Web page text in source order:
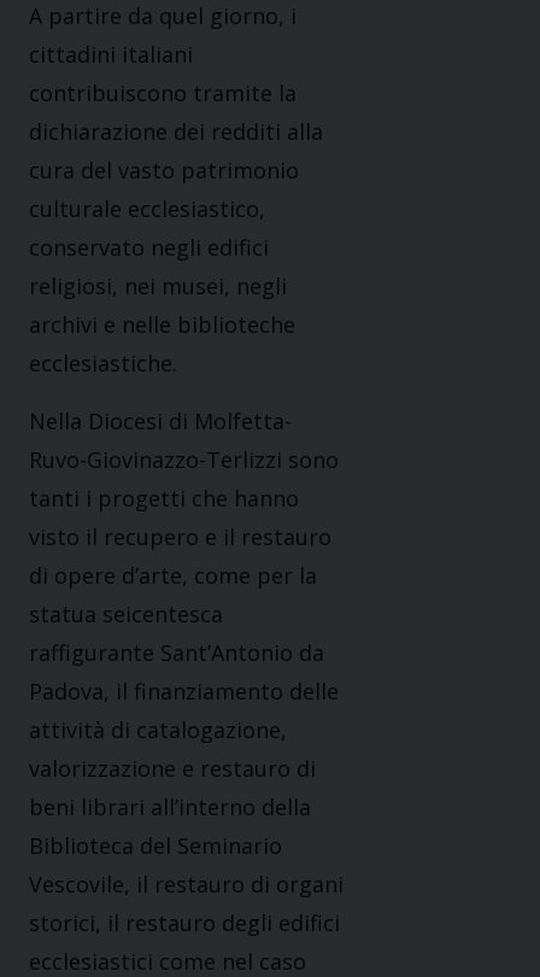
A partire da quel giorno, i
cittadini italiani
contribuiscono tramite la
dichiarazione dei redditi alla
cura del vasto patrimonio
culturale ecclesiastico,
conservato negli edifici
religiosi, nei musei, negli
archivi e nelle biblioteche
ecclesiastiche.
Nella Diocesi di Molfetta-
Ruvo-Giovinazzo-Terlizzi sono
tanti i progetti che hanno
visto il recupero e il restauro
di opere d’arte, come per la
statua seicentesca
raffigurante Sant’Antonio da
Padova, il finanziamento delle
attività di catalogazione,
valorizzazione e restauro di
beni librari all’interno della
Biblioteca del Seminario
Vescovile, il restauro di organi
storici, il restauro degli edifici
ecclesiastici come nel caso